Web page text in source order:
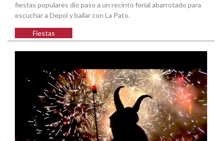
fiestas populares dio paso a un recinto ferial abarrotado para
escuchar a Depol y bailar con La Pato.
Fiestas